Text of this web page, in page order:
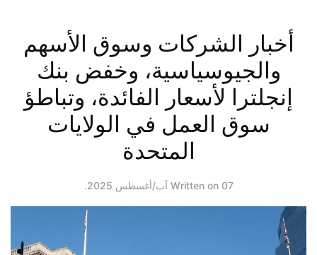
أخبار الشركات وسوق الأسهم
والجيوسياسية، وخفض بنك
إنجلترا لأسعار الفائدة، وتباطؤ
سوق العمل في الولايات
المتحدة
Written on 07 آب/أغسطس 2025 .